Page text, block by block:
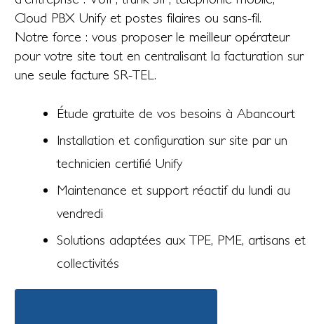
Cloud PBX Unify et postes filaires ou sans-fil.
Notre force : vous proposer le meilleur opérateur
pour votre site tout en centralisant la facturation sur
une seule facture SR-TEL.
Étude gratuite de vos besoins à Abancourt
Installation et configuration sur site par un
technicien certifié Unify
Maintenance et support réactif du lundi au
vendredi
Solutions adaptées aux TPE, PME, artisans et
collectivités